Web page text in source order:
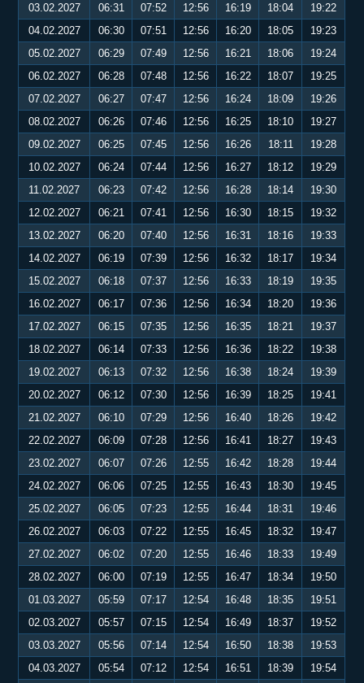
03.02.2027
06:31 07:52 12:56 16:19 18:04
19:22
04.02.2027
06:30 07:51 12:56 16:20 18:05
19:23
05.02.2027
06:29 07:49 12:56 16:21 18:06
19:24
06.02.2027
06:28 07:48 12:56 16:22 18:07
19:25
07.02.2027
06:27 07:47 12:56 16:24 18:09
19:26
08.02.2027
06:26 07:46 12:56 16:25 18:10
19:27
09.02.2027
06:25 07:45 12:56 16:26 18:11
19:28
10.02.2027
06:24 07:44 12:56 16:27 18:12
19:29
11.02.2027
06:23 07:42 12:56 16:28 18:14
19:30
12.02.2027
06:21 07:41 12:56 16:30 18:15
19:32
13.02.2027
06:20 07:40 12:56 16:31 18:16
19:33
14.02.2027
06:19 07:39 12:56 16:32 18:17
19:34
15.02.2027
06:18 07:37 12:56 16:33 18:19
19:35
16.02.2027
06:17 07:36 12:56 16:34 18:20
19:36
17.02.2027
06:15 07:35 12:56 16:35 18:21
19:37
18.02.2027
06:14 07:33 12:56 16:36 18:22
19:38
19.02.2027
06:13 07:32 12:56 16:38 18:24
19:39
20.02.2027
06:12 07:30 12:56 16:39 18:25
19:41
21.02.2027
06:10 07:29 12:56 16:40 18:26
19:42
22.02.2027
06:09 07:28 12:56 16:41 18:27
19:43
23.02.2027
06:07 07:26 12:55 16:42 18:28
19:44
24.02.2027
06:06 07:25 12:55 16:43 18:30
19:45
25.02.2027
06:05 07:23 12:55 16:44 18:31
19:46
26.02.2027
06:03 07:22 12:55 16:45 18:32
19:47
27.02.2027
06:02 07:20 12:55 16:46 18:33
19:49
28.02.2027
06:00 07:19 12:55 16:47 18:34
19:50
01.03.2027
05:59 07:17 12:54 16:48 18:35
19:51
02.03.2027
05:57 07:15 12:54 16:49 18:37
19:52
03.03.2027
05:56 07:14 12:54 16:50 18:38
19:53
04.03.2027
05:54 07:12 12:54 16:51 18:39
19:54